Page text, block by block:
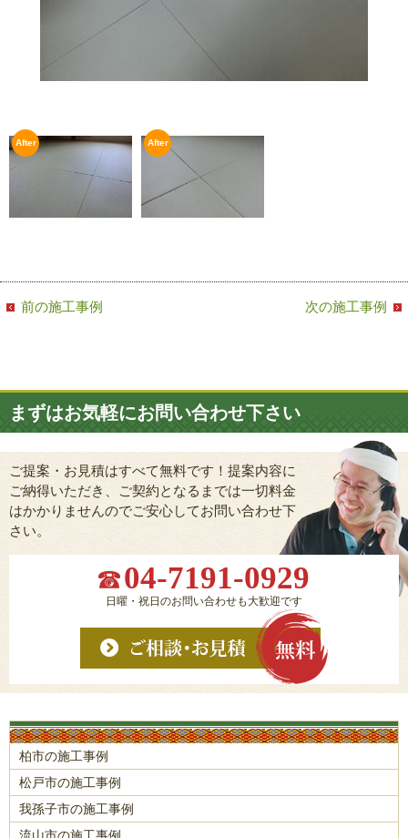
前の施工事例 次の施工事例
まずはお気軽にお問い合わせ下さい
ご提案・お見積はすべて無料です！提案内容に
ご納得いただき、ご契約となるまでは一切料金
はかかりませんのでご安心してお問い合わせ下
さい。
04-7191-0929
日曜・祝日のお問い合わせも大歓迎です
柏市の施工事例
松戸市の施工事例
我孫子市の施工事例